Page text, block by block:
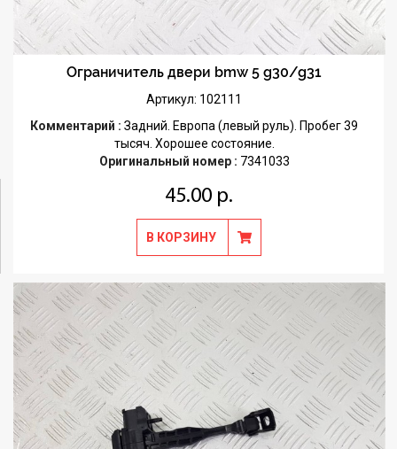
Ограничитель двери bmw 5 g30/g31
Артикул: 102111
Комментарий : Задний. Европа (левый руль). Пробег 39
тысяч. Хорошее состояние.
Оригинальный номер : 7341033
45.00 р.
В КОРЗИНУ